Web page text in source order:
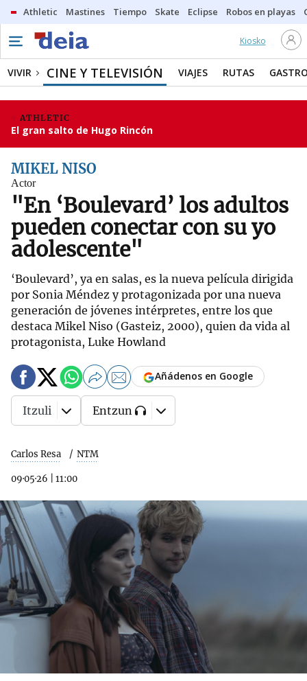
Athletic Mastines Tiempo Skate Eclipse Robos en playas
Kiosko
VIVIR CINE Y TELEVISIÓN VIAJES RUTAS
ATHLETIC
El gran salto de Hugo Rincón
MIKEL NISO
Actor
"En ‘Boulevard’ los adultos
pueden conectar con su yo
adolescente"
‘Boulevard’, ya en salas, es la nueva película dirigida
por Sonia Méndez y protagonizada por una nueva
generación de jóvenes intérpretes, entre los que
destaca Mikel Niso (Gasteiz, 2000), quien da vida al
protagonista, Luke Howland
Carlos Resa NTM
09·05·26 11:00
Añádenos en Google
Itzuli Entzun